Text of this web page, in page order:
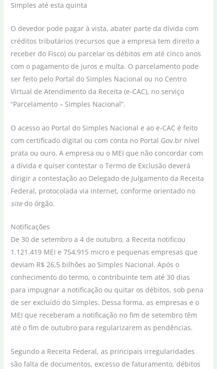
O devedor pode pagar à vista, abater parte da dívida com
créditos tributários (recursos que a empresa tem direito a
receber do Fisco) ou parcelar os débitos em até cinco anos
com o pagamento de juros e multa. O parcelamento pode
ser feito pelo Portal do Simples Nacional ou no Centro
Virtual de Atendimento da Receita (e-CAC), no serviço
“Parcelamento – Simples Nacional”.
O acesso ao Portal do Simples Nacional e ao e-CAC é feito
com certificado digital ou com conta no Portal Gov.br nível
prata ou ouro. A empresa ou o MEI que não concordar com
a dívida e quiser contestar o Termo de Exclusão deverá
dirigir a contestação ao Delegado de Julgamento da Receita
Federal, protocolada via internet, conforme orientado no
sitedo órgão.
Notificações
De 30 de setembro a 4 de outubro, a Receita notificou
1.121.419 MEI e 754.915 micro e pequenas empresas que
deviam R$ 26,5 bilhões ao Simples Nacional. Após o
conhecimento do termo, o contribuinte tem até 30 dias
para impugnar a notificação ou quitar os débitos, sob pena
de ser excluído do Simples. Dessa forma, as empresas e o
MEI que receberam a notificação no fim de setembro têm
até o fim de outubro para regularizarem as pendências.
Segundo a Receita Federal, as principais irregularidades
são falta de documentos, excesso de faturamento, débitos